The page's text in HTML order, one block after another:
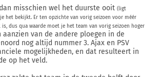
misschien wel het duurste ooit (ligt
het bekijkt. Er ten opzichte van vorig seizoen voor méér
dus qua waarde moet je het team van vorig seizoen hoger
aanzien van de andere ploegen in de
nog altijd nummer 3. Ajax en PSV
mogelijkheden, en dat resulteert in
op het veld.